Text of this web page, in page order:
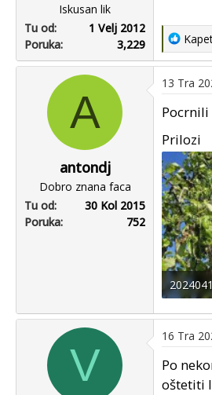
Iskusan lik
Tu od
1 Velj 2012
Poruka
3,229
R
e
a
c
i
o
n
s
:
A
antondj
Dobro znana faca
Tu od
30 Kol 2015
Poruka
752
13 Tra
Prilozi
85.2 KB
V
16 Tra
Po
oštetiti